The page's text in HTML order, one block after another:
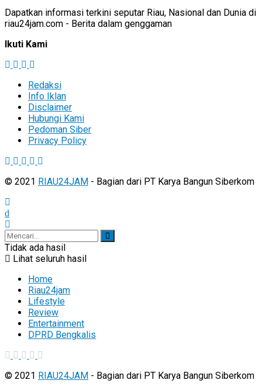
Dapatkan informasi terkini seputar Riau, Nasional dan Dunia di
riau24jam.com - Berita dalam genggaman
Ikuti Kami
Redaksi
Info Iklan
Disclaimer
Hubungi Kami
Pedoman Siber
Privacy Policy
© 2021 RIAU24JAM - Bagian dari PT Karya Bangun Siberkom
Tidak ada hasil
Lihat seluruh hasil
Home
Riau24jam
Lifestyle
Review
Entertainment
DPRD Bengkalis
© 2021 RIAU24JAM - Bagian dari PT Karya Bangun Siberkom